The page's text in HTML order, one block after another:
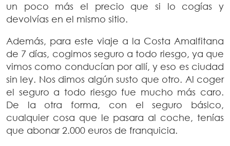
un poco más el precio que si lo cogías y
devolvías en el mismo sitio.
Además, para este viaje a la Costa Amalfitana
de 7 días, cogimos seguro a todo riesgo, ya que
vimos como conducían por allí, y eso es ciudad
sin ley. Nos dimos algún susto que otro. Al coger
el seguro a todo riesgo fue mucho más caro.
De la otra forma, con el seguro básico,
cualquier cosa que le pasara al coche, tenías
que abonar 2.000 euros de franquicia.